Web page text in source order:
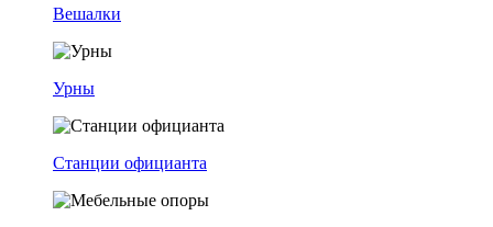
Вешалки
Урны
Станции официанта